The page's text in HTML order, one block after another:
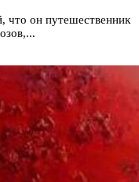
что он путешественник